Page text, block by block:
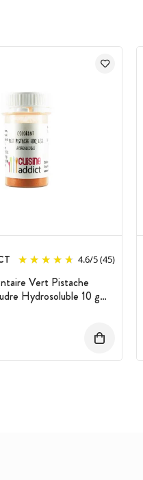
4.6/5(45)
Vert Pistache
Hydrosoluble 10 g